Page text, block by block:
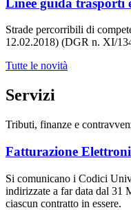
Strade percorribili di
12.02.2018) (DGR n. XI/
Tutte le novità
Servizi
Tributi, finanze e
Fatturazione
Si comunicano i Codici
indirizzate a far data dal 31
ciascun contratto in essere.